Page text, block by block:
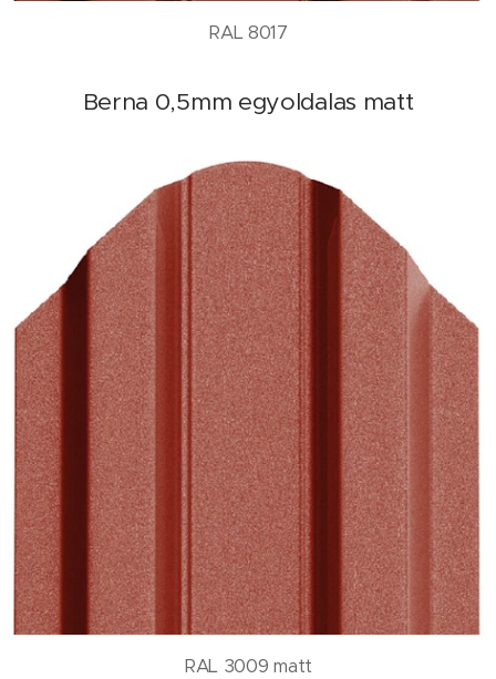
RAL 8017
Berna 0,5mm egyoldalas matt
RAL 3009 matt